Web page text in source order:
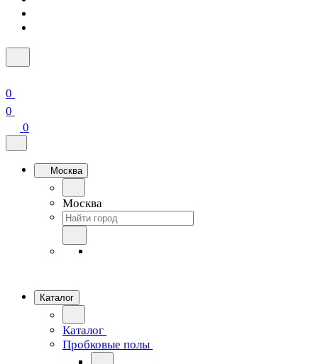
0
0
0
Москва
Москва
Каталог
Каталог
Пробковые полы